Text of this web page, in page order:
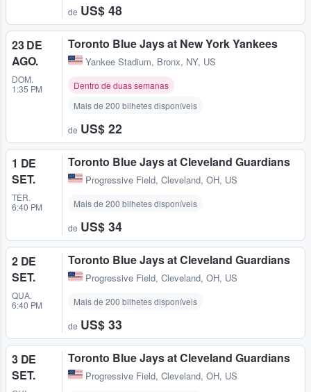
de US$ 48
23 DE
AGO.
DOM.
1:35 PM
Toronto Blue Jays at New York Yankees
Yankee Stadium, Bronx, NY, US
Dentro de duas semanas
Mais de 200 bilhetes disponíveis
de US$ 22
1 DE
SET.
TER.
6:40 PM
Toronto Blue Jays at Cleveland Guardians
Progressive Field, Cleveland, OH, US
Mais de 200 bilhetes disponíveis
de US$ 34
2 DE
SET.
QUA.
6:40 PM
Toronto Blue Jays at Cleveland Guardians
Progressive Field, Cleveland, OH, US
Mais de 200 bilhetes disponíveis
de US$ 33
3 DE
SET.
Toronto Blue Jays at Cleveland Guardians
Progressive Field, Cleveland, OH, US